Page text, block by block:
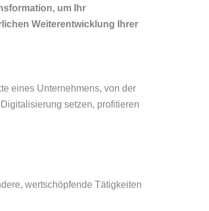
um Ihr
Weiterentwicklung Ihrer
eines Unternehmens, von der
setzen, profitieren
wertschöpfende Tätigkeiten